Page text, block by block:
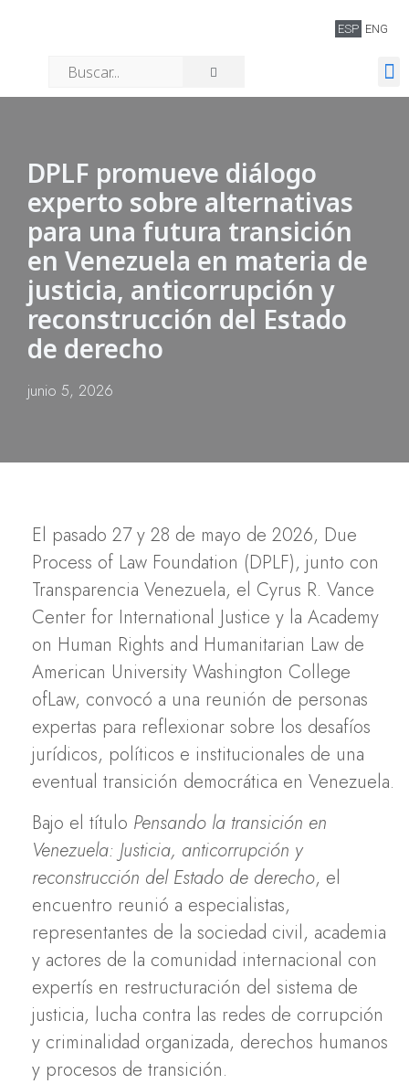
ESP ENG
DPLF promueve diálogo
experto sobre alternativas
para una futura transición
en Venezuela en materia de
justicia, anticorrupción y
reconstrucción del Estado
de derecho
junio 5, 2026
El pasado 27 y 28 de mayo de 2026, Due
Process of Law Foundation (DPLF), junto con
Transparencia Venezuela, el Cyrus R. Vance
Center for International Justice y la Academy
on Human Rights and Humanitarian Law de
American University Washington College
ofLaw, convocó a una reunión de personas
expertas para reflexionar sobre los desafíos
jurídicos, políticos e institucionales de una
eventual transición democrática en Venezuela.
Bajo el título Pensando la transición en
Venezuela: Justicia, anticorrupción y
reconstrucción del Estado de derecho, el
encuentro reunió a especialistas,
representantes de la sociedad civil, academia
y actores de la comunidad internacional con
expertís en restructuración del sistema de
justicia, lucha contra las redes de corrupción
y criminalidad organizada, derechos humanos
y procesos de transición.